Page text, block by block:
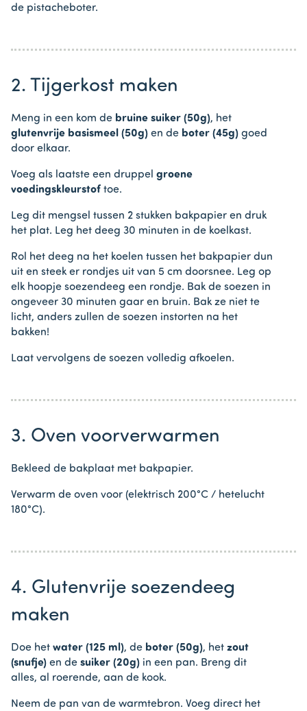
de pistacheboter.
2. Tijgerkost maken
Meng in een kom de bruine suiker (50g), het
glutenvrije basismeel (50g) en de boter (45g) goed
door elkaar.
Voeg als laatste een druppel groene
voedingskleurstof toe.
Leg dit mengsel tussen 2 stukken bakpapier en druk
het plat. Leg het deeg 30 minuten in de koelkast.
Rol het deeg na het koelen tussen het bakpapier dun
uit en steek er rondjes uit van 5 cm doorsnee. Leg op
elk hoopje soezendeeg een rondje. Bak de soezen in
ongeveer 30 minuten gaar en bruin. Bak ze niet te
licht, anders zullen de soezen instorten na het
bakken!
Laat vervolgens de soezen volledig afkoelen.
3. Oven voorverwarmen
Bekleed de bakplaat met bakpapier.
Verwarm de oven voor (elektrisch 200°C / hetelucht
180°C).
4. Glutenvrije soezendeeg
maken
Doe het water (125 ml), de boter (50g), het zout
(snufje) en de suiker (20g) in een pan. Breng dit
alles, al roerende, aan de kook.
Neem de pan van de warmtebron. Voeg direct het